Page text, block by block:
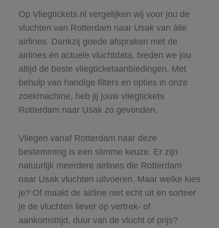
Op Vliegtickets.nl vergelijken wij voor jou de
vluchten van Rotterdam naar Usak van álle
airlines. Dankzij goede afspraken met de
airlines én actuele vluchtdata, bieden we jou
altijd de beste vliegticketaanbiedingen. Met
behulp van handige filters en opties in onze
zoekmachine, heb jij jouw vliegtickets
Rotterdam naar Usak zo gevonden.
Vliegen vanaf Rotterdam naar deze
bestemming is een slimme keuze. Er zijn
natuurlijk meerdere airlines die Rotterdam
naar Usak vluchten uitvoeren. Maar welke kies
je? Of maakt de airline niet echt uit en sorteer
je de vluchten liever op vertrek- of
aankomsttijd, duur van de vlucht of prijs?